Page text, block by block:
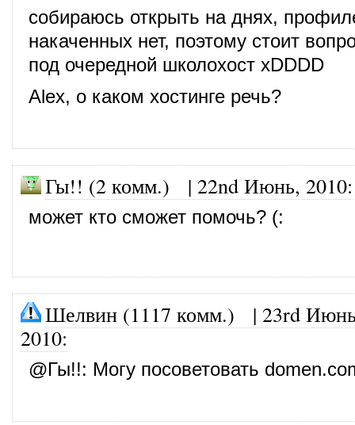
собираюсь открыть на днях,
накаченных нет, поэтому стоит
под очередной школохост xDDDD
Alex, о каком хостинге речь?
Гы!! (2 комм.) | 22nd Июнь, 2010:
может кто сможет помочь? (:
Шелвин (1117 комм.) | 23rd
2010:
@Гы!!: Могу посоветовать